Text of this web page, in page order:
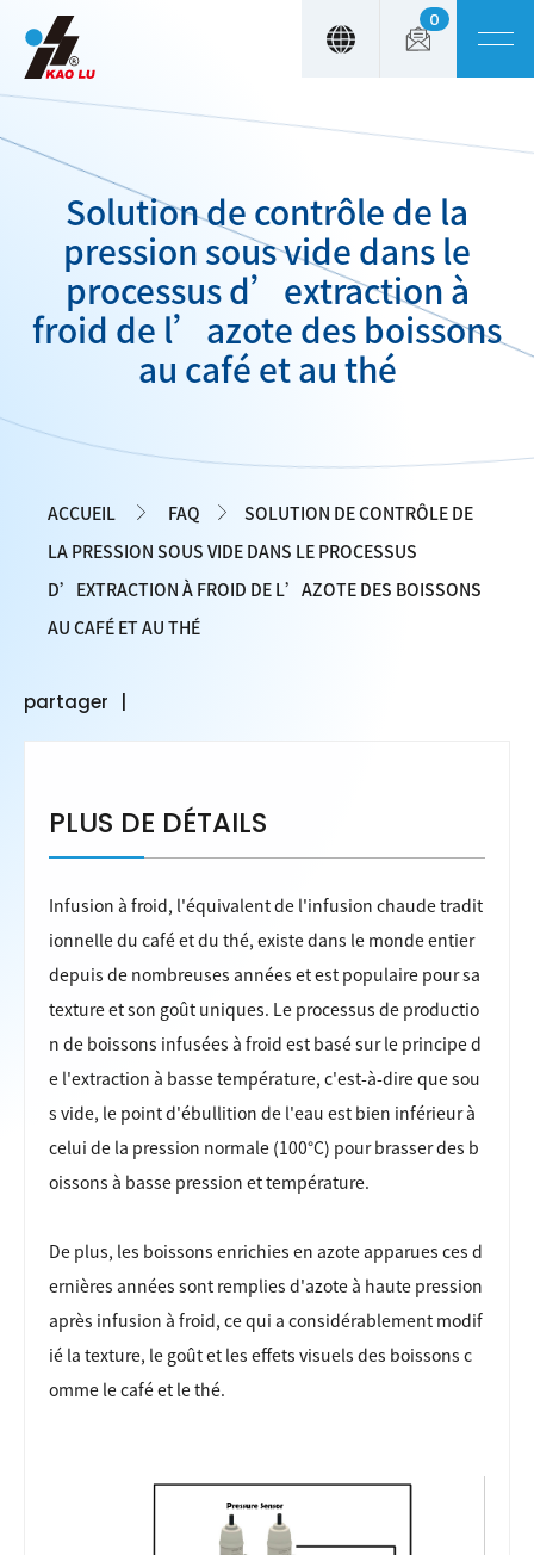
0
Solution de contrôle de la
pression sous vide dans le
processus d’extraction à
froid de l’azote des boissons
au café et au thé
ACCUEIL FAQ
SOLUTION DE CONTRÔLE DE
LA PRESSION SOUS VIDE DANS LE PROCESSUS
D’EXTRACTION À FROID DE L’AZOTE DES BOISSONS
AU CAFÉ ET AU THÉ
partager
PLUS DE DÉTAILS
Infusion à froid, l'équivalent de l'infusion chaude tradit
ionnelle du café et du thé, existe dans le monde entier
depuis de nombreuses années et est populaire pour sa
texture et son goût uniques. Le processus de productio
n de boissons infusées à froid est basé sur le principe d
e l'extraction à basse température, c'est-à-dire que sou
s vide, le point d'ébullition de l'eau est bien inférieur à
celui de la pression normale (100°C) pour brasser des b
oissons à basse pression et température.
De plus, les boissons enrichies en azote apparues ces d
ernières années sont remplies d'azote à haute pression
après infusion à froid, ce qui a considérablement modif
ié la texture, le goût et les effets visuels des boissons c
omme le café et le thé.
Panneau de gestion des cookies